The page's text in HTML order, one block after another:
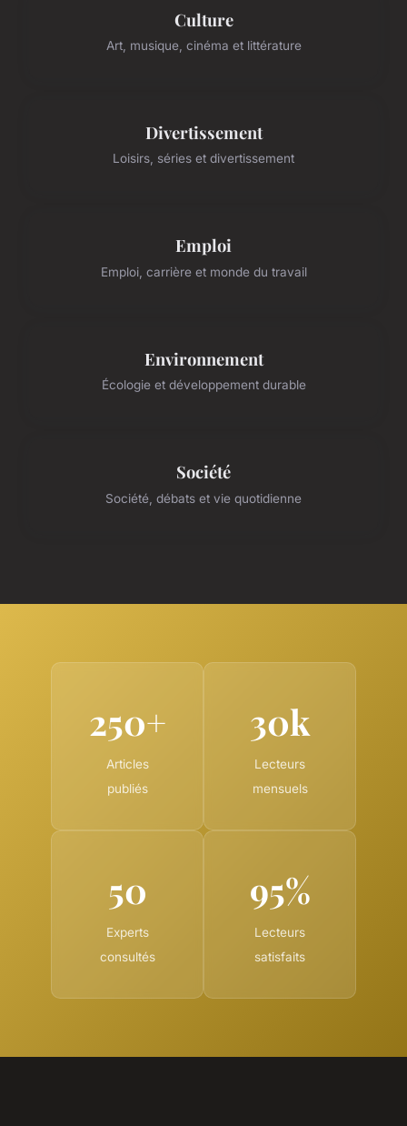
Culture
Art, musique, cinéma et littérature
Divertissement
Loisirs, séries et divertissement
Emploi
Emploi, carrière et monde du travail
Environnement
Écologie et développement durable
Société
Société, débats et vie quotidienne
250+
Articles
publiés
30k
Lecteurs
mensuels
50
Experts
consultés
95%
Lecteurs
satisfaits